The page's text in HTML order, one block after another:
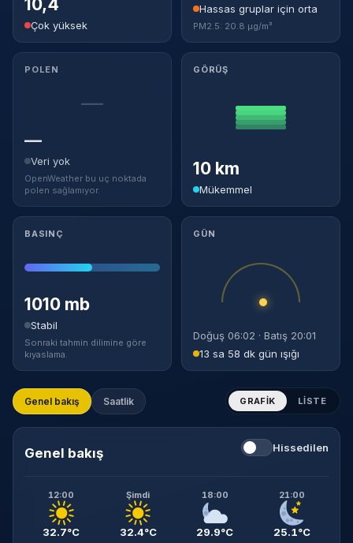
Çok yüksek
Hassas gruplar için orta
PM2.5: 20.8 µg/m³
POLEN
—
—
Veri yok
OpenWeather bu uç noktada
polen sağlamıyor.
GÖRÜŞ
10 km
Mükemmel
BASINÇ
1010 mb
Stabil
Sonraki tahmin dilimine göre
kıyaslama.
GÜN
Doğuş 06:02 · Batış 20:01
13 sa 58 dk gün ışığı
Genel bakış Saatlik GRAFIK LISTE
Genel bakış Hissedilen
12:00
32.7°C
Şimdi
32.4°C
18:00
29.9°C
21:00
25.1°C